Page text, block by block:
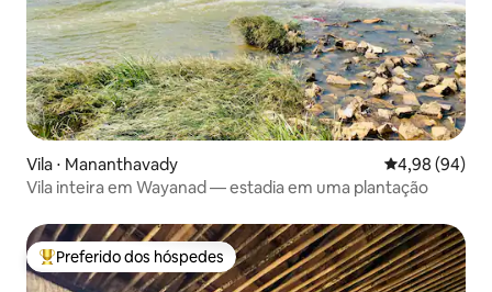
Vila ⋅ Mananthavady 4,98 de uma
4,98 (94)
Vila inteira em Wayanad — estadia em uma plantação
Entre os melhores preferidos dos hóspedes
Preferido dos hóspedes